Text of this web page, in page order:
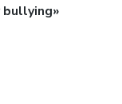
bullying»